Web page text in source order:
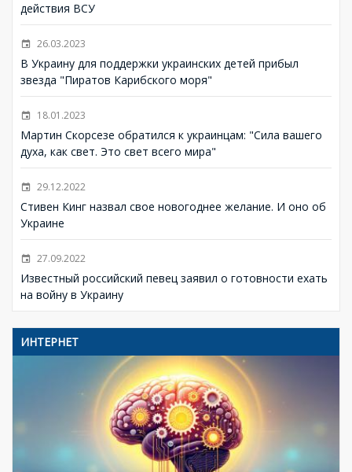
действия ВСУ
26.03.2023
В Украину для поддержки украинских детей прибыл
звезда "Пиратов Карибского моря"
18.01.2023
Мартин Скорсезе обратился к украинцам: "Сила вашего
духа, как свет. Это свет всего мира"
29.12.2022
Стивен Кинг назвал свое новогоднее желание. И оно об
Украине
27.09.2022
Известный российский певец заявил о готовности ехать
на войну в Украину
ИНТЕРНЕТ